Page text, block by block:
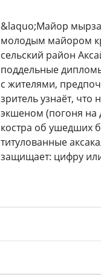
&laquo;Майор
молодым майором
сельский район
поддельные
с жителями,
зритель узнаёт,
экшеном (погоня на
костра об ушедших
титулованные
защищает: цифру